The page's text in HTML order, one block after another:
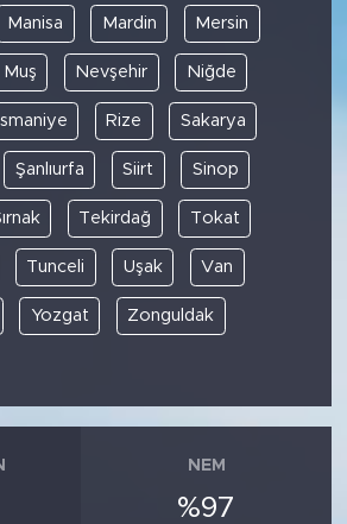
Manisa Mardin Mersin
Muş Nevşehir Niğde
Rize Sakarya
Şanlıurfa Siirt Sinop
Tekirdağ Tokat
Tunceli Uşak Van
Yozgat Zonguldak
NEM
%97